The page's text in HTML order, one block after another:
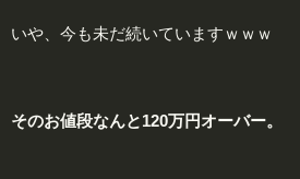
いや、今も未だ続いていますｗｗｗ
そのお値段なんと120万円オーバー。